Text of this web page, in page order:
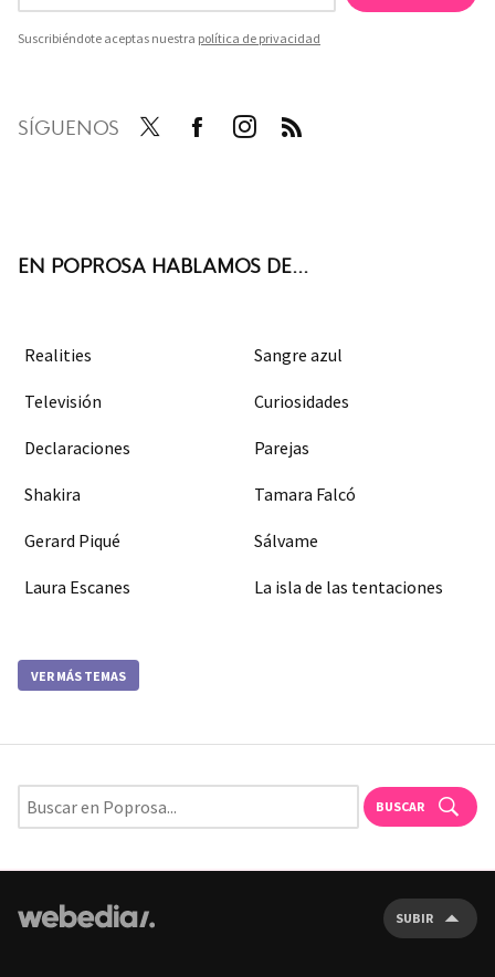
Suscribiéndote aceptas nuestra política de privacidad
SÍGUENOS
EN POPROSA HABLAMOS DE...
Realities Sangre azul
Televisión Curiosidades
Declaraciones Parejas
Shakira Tamara Falcó
Gerard Piqué Sálvame
Laura Escanes La isla de las tentaciones
VER MÁS TEMAS
BUSCAR
SUBIR